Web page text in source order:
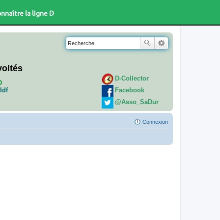
la ligne D
D-Collector
Facebook
@Asso_SaDur
Connexion